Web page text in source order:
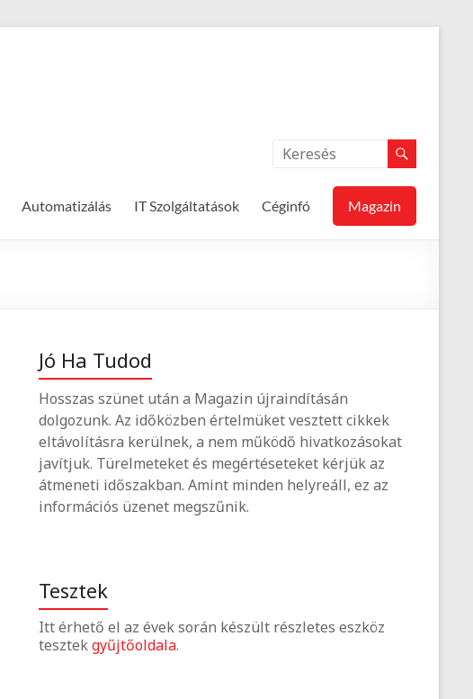
Automatizálás IT Szolgáltatások Céginfó Magazin
Jó Ha Tudod
Hosszas szünet után a Magazin újraindításán
dolgozunk. Az időközben értelmüket vesztett cikkek
eltávolításra kerülnek, a nem működő hivatkozásokat
javítjuk. Türelmeteket és megértéseteket kérjük az
átmeneti időszakban. Amint minden helyreáll, ez az
információs üzenet megszűnik.
Tesztek
Itt érhető el az évek során készült részletes eszköz
tesztekgyűjtőoldala.